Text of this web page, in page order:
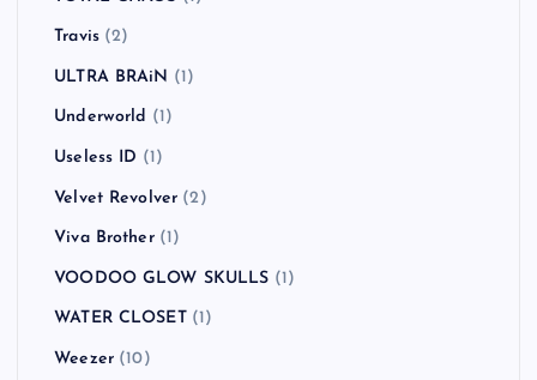
Travis(2)
ULTRA BRAiN (1)
Underworld (1)
Useless ID (1)
Velvet Revolver (2)
Viva Brother(1)
VOODOO GLOW SKULLS (1)
WATER CLOSET(1)
Weezer(10)